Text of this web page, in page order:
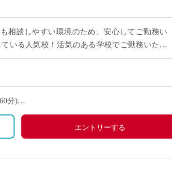
相談しやすい環境のため、安心してご勤務い
いる人気校！活気のある学校でご勤務いただ
る方や養護教諭未経験の方、 看護師 […]
分)
ナシ)
エントリーする